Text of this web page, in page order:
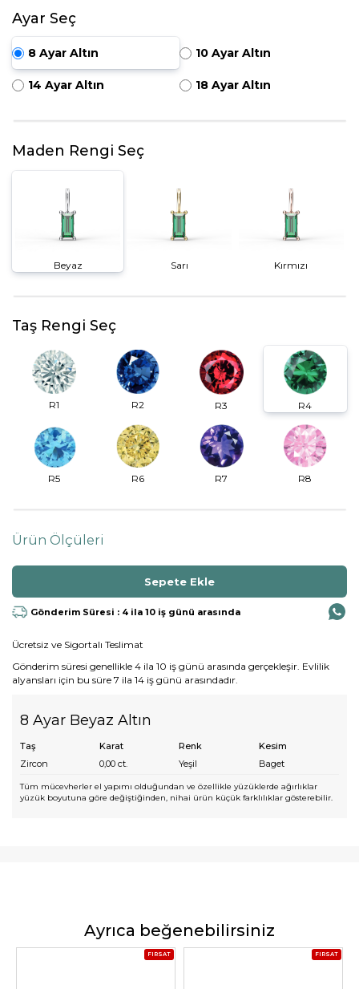
Ayar Seç
8 Ayar Altın 10 Ayar Altın
14 Ayar Altın 18 Ayar Altın
Maden Rengi Seç
Beyaz Sarı Kırmızı
Taş Rengi Seç
R1 R2 R3 R4
R5 R6 R7 R8
Ürün Ölçüleri
Gönderim Süresi : 4 ila 10 iş günü arasında
Ücretsiz ve Sigortalı Teslimat
Gönderim süresi genellikle 4 ila 10 iş günü arasında gerçekleşir. Evlilik
alyansları için bu süre 7 ila 14 iş günü arasındadır.
8 Ayar Beyaz Altın
Taş Karat Renk
Kesim
Zircon
0,00 ct. Yeşil Baget
Tüm mücevherler el yapımı olduğundan ve özellikle yüzüklerde ağırlıklar
yüzük boyutuna göre değiştiğinden, nihai ürün küçük farklılıklar gösterebilir.
Ayrıca beğenebilirsiniz
FIRSAT FIRSAT